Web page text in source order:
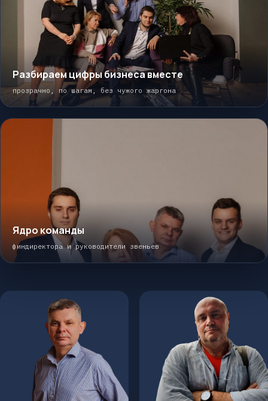
Разбираем цифры бизнеса вместе
прозрачно, по шагам, без чужого жаргона
Ядро команды
финдиректора и руководители звеньев